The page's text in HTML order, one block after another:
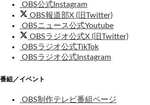
OBS公式Instagram
OBS報道部X (旧Twitter)
OBSニュース公式Youtube
OBSラジオ公式X (旧Twitter)
OBSラジオ公式TikTok
OBSラジオ公式Instagram
番組／イベント
OBS制作テレビ番組ページ